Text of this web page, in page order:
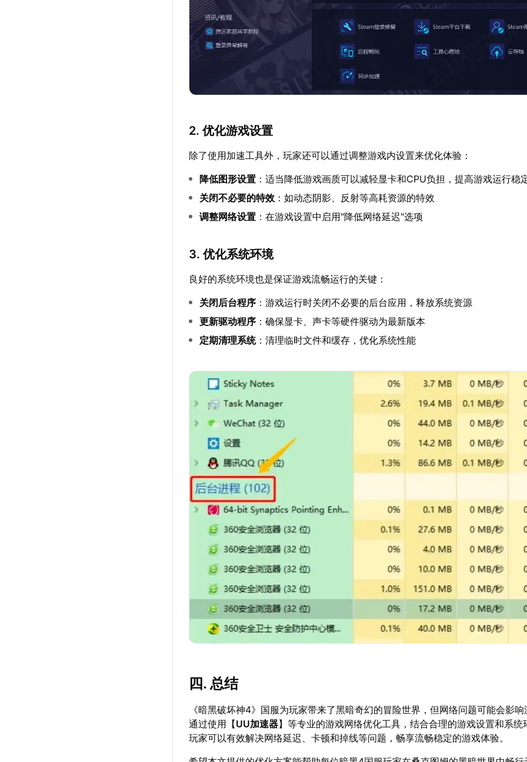
2. 优化游戏设置
除了使用加速工具外，玩家还可以通过调整游戏内设置来优化体验：
降低图形设置 ：适当降低游戏画质可以减轻显卡和CPU负担，提高游戏运行稳
关闭不必要的特效 ：如动态阴影、反射等高耗资源的特效
调整网络设置 ：在游戏设置中启用"降低网络延迟"选项
3. 优化系统环境
良好的系统环境也是保证游戏流畅运行的关键：
关闭后台程序 ：游戏运行时关闭不必要的后台应用，释放系统资源
更新驱动程序 ：确保显卡、声卡等硬件驱动为最新版本
定期清理系统：清理临时文件和缓存，优化系统性能
四. 总结
《暗黑破坏神4》国服为玩家带来了黑暗奇幻的冒险世界，但网络问题可能会影
通过使用【UU加速器】等专业的游戏网络优化工具，结合合理的游戏设置和系统
玩家可以有效解决网络延迟、卡顿和掉线等问题，畅享流畅稳定的游戏体验。